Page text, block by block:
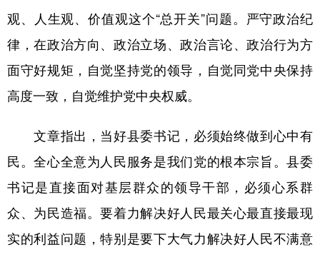
四川 贵州 云南 西藏
陕西 甘肃 青海 宁夏
新疆 内蒙古 黑龙江
English Español Français عربى
Русский язык 日本語 한국어
Deutsch Português
观、人生观、价值观这个“总开关”问题。严守政治纪
律，在政治方向、政治立场、政治言论、政治行为方
面守好规矩，自觉坚持党的领导，自觉同党中央保持
高度一致，自觉维护党中央权威。
文章指出，当好县委书记，必须始终做到心中有
民。全心全意为人民服务是我们党的根本宗旨。县委
书记是直接面对基层群众的领导干部，必须心系群
众、为民造福。要着力解决好人民最关心最直接最现
实的利益问题，特别是要下大气力解决好人民不满意